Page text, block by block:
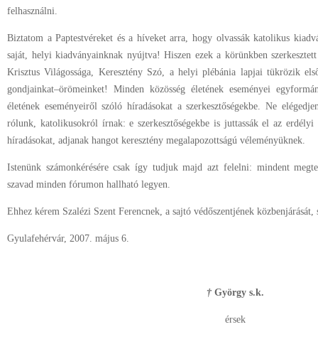
felhasználni.
Biztatom a Paptestvéreket és a híveket arra, hogy olvassák katolikus
saját, helyi kiadványainknak nyújtva! Hiszen ezek a körünkben
Krisztus Világossága, Keresztény Szó, a helyi plébánia lapjai tükrözik
gondjainkat–örömeinket! Minden közösség életének eseményei
életének eseményeiről szóló híradásokat a szerkesztőségekbe. Ne
rólunk, katolikusokról írnak: e szerkesztőségekbe is juttassák el az erdélyi
híradásokat, adjanak hangot keresztény megalapozottságú véleményüknek.
Istenünk számonkérésére csak így tudjuk majd azt felelni: mindent
szavad minden fórumon hallható legyen.
Ehhez kérem Szalézi Szent Ferencnek, a sajtó védőszentjének közbenjárását,
Gyulafehérvár, 2007. május 6.
† György s.k.
érsek